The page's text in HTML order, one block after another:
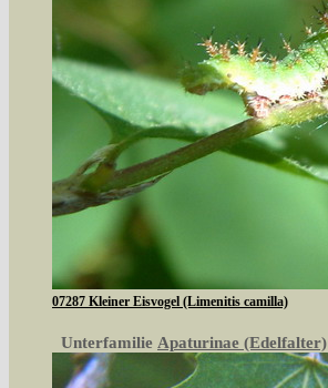
07287 Kleiner Eisvogel (Limenitis camilla)
Unterfamilie Apaturinae (Edelfalter)